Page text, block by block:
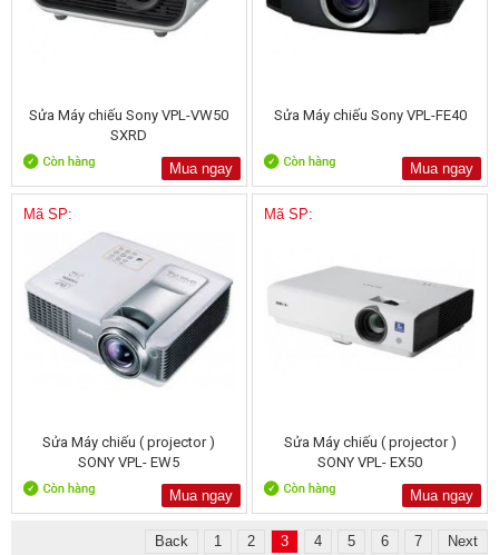
Sửa Máy chiếu Sony VPL-VW50
SXRD
Mua ngay
Sửa Máy chiếu Sony VPL-FE40
Mua ngay
Mã SP:
Sửa Máy chiếu ( projector )
SONY VPL- EW5
Mua ngay
Mã SP:
Sửa Máy chiếu ( projector )
SONY VPL- EX50
Mua ngay
Back 1 2 3 4 5 6 7 Next